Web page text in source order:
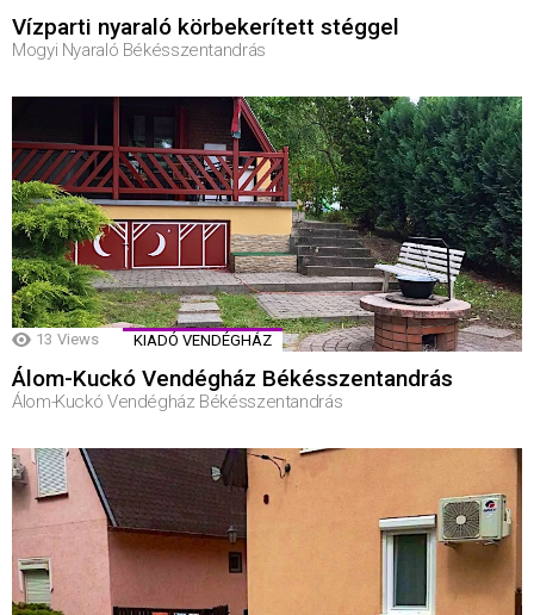
Vízparti nyaraló körbekerített stéggel
Mogyi Nyaraló Békésszentandrás
13 Views KIADÓ VENDÉGHÁZ
Álom-Kuckó Vendégház Békésszentandrás
Álom-Kuckó Vendégház Békésszentandrás